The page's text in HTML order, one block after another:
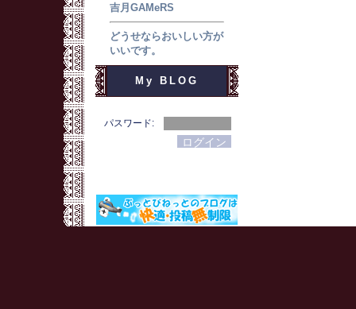
吉月GAMeRS
どうせならおいしい方が
いいです。
My BLOG
パスワード: